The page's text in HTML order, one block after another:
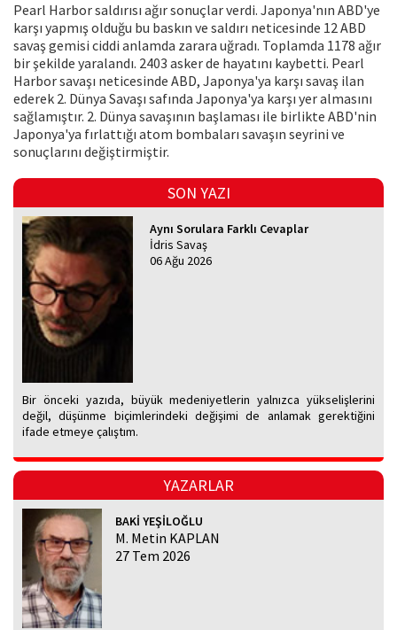
Pearl Harbor saldırısı ağır sonuçlar verdi. Japonya'nın ABD'ye
karşı yapmış olduğu bu baskın ve saldırı neticesinde 12 ABD
savaş gemisi ciddi anlamda zarara uğradı. Toplamda 1178 ağır
bir şekilde yaralandı. 2403 asker de hayatını kaybetti. Pearl
Harbor savaşı neticesinde ABD, Japonya'ya karşı savaş ilan
ederek 2. Dünya Savaşı safında Japonya'ya karşı yer almasını
sağlamıştır. 2. Dünya savaşının başlaması ile birlikte ABD'nin
Japonya'ya fırlattığı atom bombaları savaşın seyrini ve
sonuçlarını değiştirmiştir.
SON YAZI
Aynı Sorulara Farklı Cevaplar
İdris Savaş
06 Ağu 2026
Bir önceki yazıda, büyük medeniyetlerin yalnızca yükselişlerini
değil, düşünme biçimlerindeki değişimi de anlamak gerektiğini
ifade etmeye çalıştım.
YAZARLAR
BAKİ YEŞİLOĞLU
M. Metin KAPLAN
27 Tem 2026